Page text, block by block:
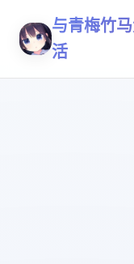
与青梅竹
活